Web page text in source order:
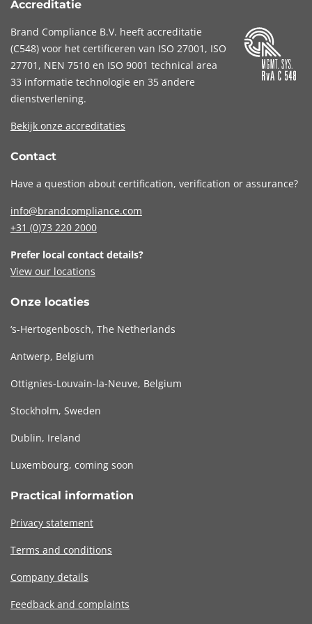
Accreditatie
Brand Compliance B.V. heeft accreditatie
(C548) voor het certificeren van ISO 27001 , ISO
27701 , NEN 7510 en ISO 9001 technical area
33 informatie technologie en 35 andere
dienstverlening.
Bekijk onze accreditaties
Contact
Have a question about certification, verification or assurance?
info@brandcompliance.com
+31 (0)73 220 2000
Prefer local contact details?
View our locations
Onze locaties
‘s-Hertogenbosch, The Netherlands
Antwerp, Belgium
Ottignies-Louvain-la-Neuve, Belgium
Stockholm, Sweden
Dublin, Ireland
Luxembourg, coming soon
Practical information
Privacy statement
Terms and conditions
Company details
Feedback and complaints